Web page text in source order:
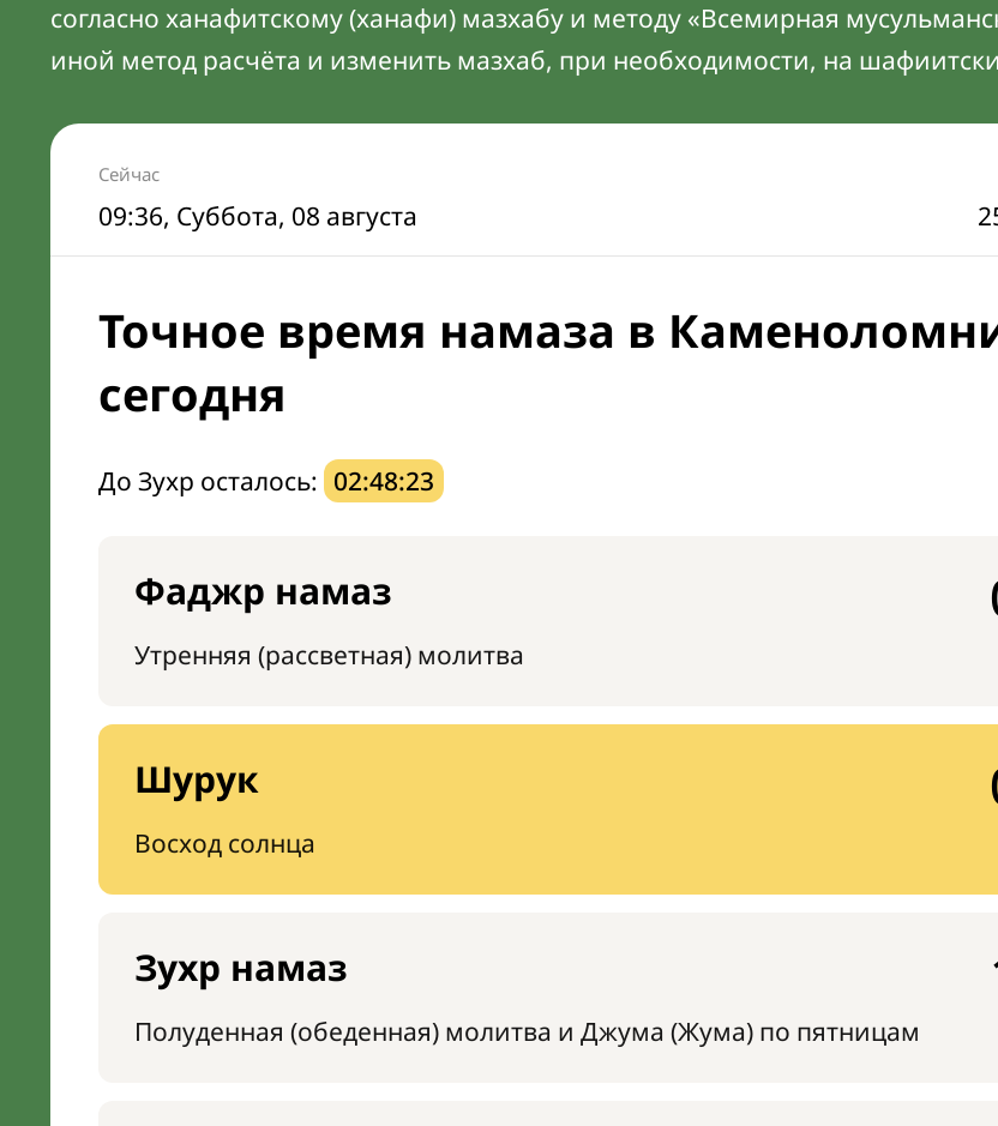
согласно ханафитскому (ханафи) мазхабу и методу «Всемирная
иной метод расчёта и изменить мазхаб, при необходимости, на
Сейчас
09:36, Суббота, 08 августа
Точное время намаза в
сегодня
До Зухр осталось: 02:48:22
Фаджр намаз
Утренняя (рассветная) молитва
Шурук
Восход солнца
Зухр намаз
Полуденная (обеденная) молитва и Джума (Жума) по пятницам